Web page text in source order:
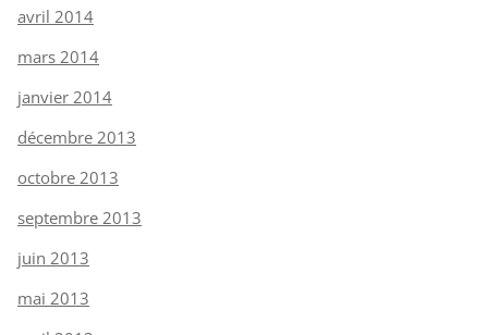
avril 2014
mars 2014
janvier 2014
décembre 2013
octobre 2013
septembre 2013
juin 2013
mai 2013